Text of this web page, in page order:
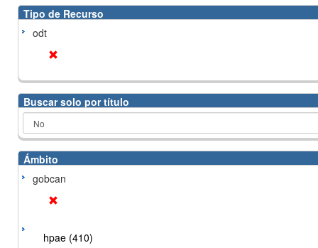
Tipo de Recurso
odt
Buscar solo por título
Ámbito
gobcan
hpae (410)